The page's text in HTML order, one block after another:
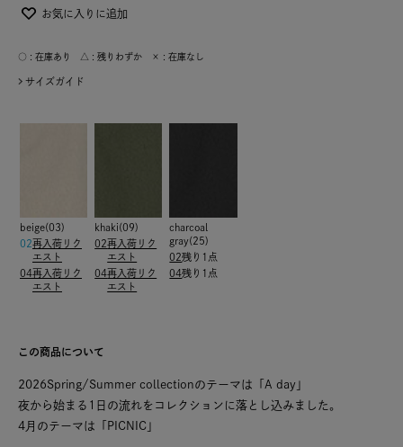
お気に入りに追加
○ : 在庫あり △ : 残りわずか × : 在庫なし
サイズガイド
beige(03)
02再入荷リク
エスト
04再入荷リク
エスト
khaki(09)
02再入荷リク
エスト
04再入荷リク
エスト
charcoal
gray(25)
02残り1点
04残り1点
この商品について
2026Spring/Summer collectionのテーマは「A day」
夜から始まる1日の流れをコレクションに落とし込みました。
4月のテーマは「PICNIC」